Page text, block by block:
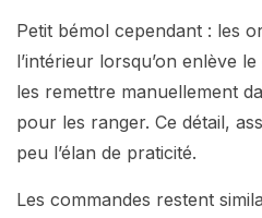
Petit bémol cependant : les
l’intérieur lorsqu’on enlève
les remettre manuellement
pour les ranger. Ce détail,
peu l’élan de praticité.
Les commandes restent